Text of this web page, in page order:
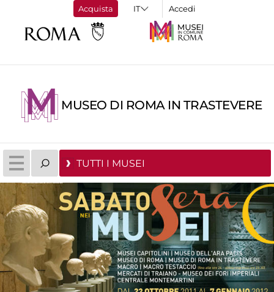
Acquista Accedi
MUSEO DI ROMA IN TRASTEVERE
TUTTI I MUSEI